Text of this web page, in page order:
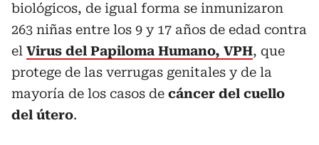
biológicos, de igual forma se inmunizaron
263 niñas entre los 9 y 17 años de edad contra
el Virus del Papiloma Humano, VPH, que
protege de las verrugas genitales y de la
mayoría de los casos de cáncer del cuello
del útero.